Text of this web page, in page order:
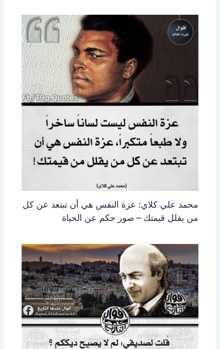
محمد علي كلاي: عزة النفس هي أن تبتعد عن كل
من يقلل قيمتك – صور حكم عن الحياة